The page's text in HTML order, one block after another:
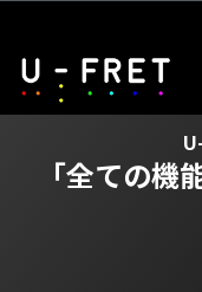
「全ての機